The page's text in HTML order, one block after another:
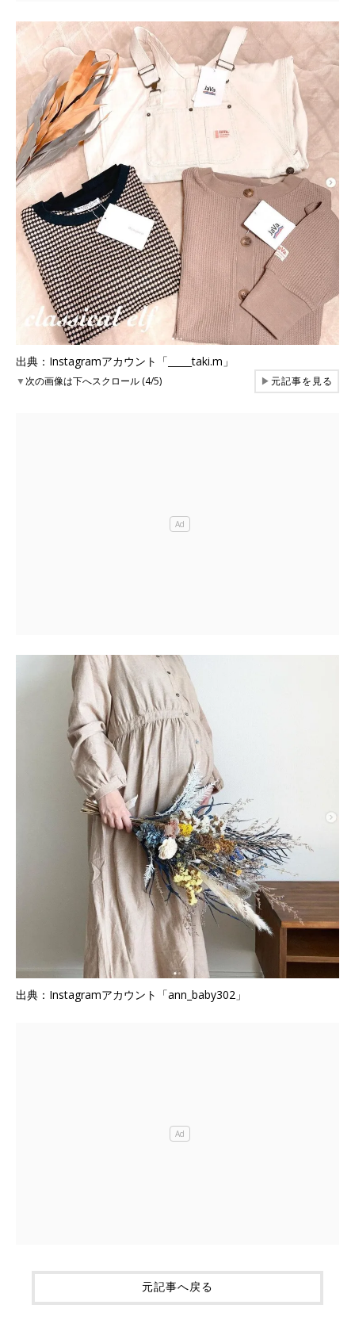
出典：Instagramアカウント「_____taki.m」
▼次の画像は下へスクロール (4/5) ▶元記事を見る
出典：Instagramアカウント「ann_baby302」
元記事へ戻る